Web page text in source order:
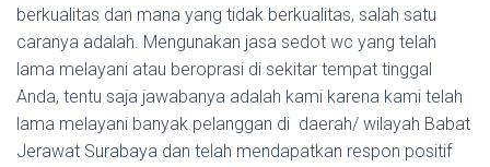
berkualitas dan mana yang tidak berkualitas, salah satu
caranya adalah. Mengunakan jasa sedot wc yang telah
lama melayani atau beroprasi di sekitar tempat tinggal
Anda, tentu saja jawabanya adalah kami karena kami telah
lama melayani banyak pelanggan di daerah/ wilayah Babat
Jerawat Surabaya dan telah mendapatkan respon positif